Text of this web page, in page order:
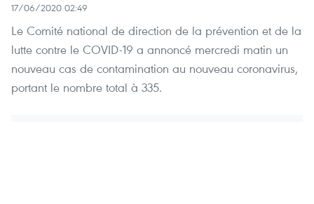
17/06/2020 02:49
Le Comité national de direction de la prévention et de la
lutte contre le COVID-19 a annoncé mercredi matin un
nouveau cas de contamination au nouveau coronavirus,
portant le nombre total à 335.